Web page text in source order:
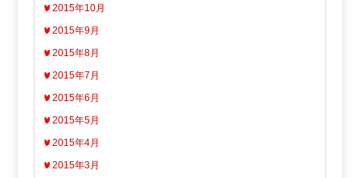
2015年10月
2015年9月
2015年8月
2015年7月
2015年6月
2015年5月
2015年4月
2015年3月